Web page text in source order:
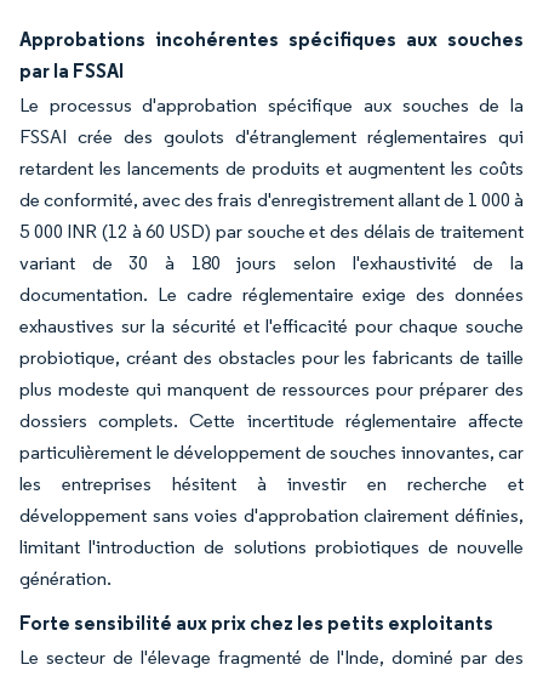
Approbations incohérentes spécifiques aux souches
par la FSSAI
Le processus d'approbation spécifique aux souches de la
FSSAI crée des goulots d'étranglement réglementaires qui
retardent les lancements de produits et augmentent les coûts
de conformité, avec des frais d'enregistrement allant de 1 000 à
5 000 INR (12 à 60 USD) par souche et des délais de traitement
variant de 30 à 180 jours selon l'exhaustivité de la
documentation. Le cadre réglementaire exige des données
exhaustives sur la sécurité et l'efficacité pour chaque souche
probiotique, créant des obstacles pour les fabricants de taille
plus modeste qui manquent de ressources pour préparer des
dossiers complets. Cette incertitude réglementaire affecte
particulièrement le développement de souches innovantes, car
les entreprises hésitent à investir en recherche et
développement sans voies d'approbation clairement définies,
limitant l'introduction de solutions probiotiques de nouvelle
génération.
Forte sensibilité aux prix chez les petits exploitants
Le secteur de l'élevage fragmenté de l'Inde, dominé par des